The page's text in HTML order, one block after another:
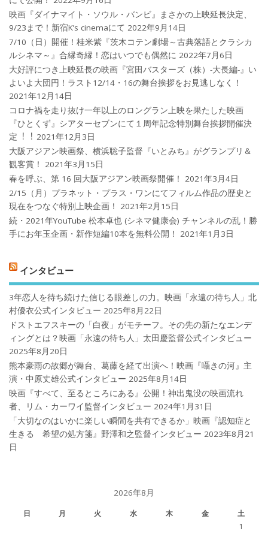
映画『ダイナマイト・ソウル・バンビ』まさかの上映延長決定、
9/23まで！新宿K’s cinemaにて 2022年9月14日
7/10（日）開催！桂米紫『茨木コテン劇場～古典落語とクラシカ
ルシネマ～』合縁奇縁！恋はいつでも偶然に 2022年7月6日
大好評につき上映延長の映画『宮田バスターズ（株）-大長編-』い
よいよ大団円！ラスト12/14・16の舞台挨拶をお見逃しなく！
2021年12月14日
コロナ禍を⾛り抜け⼀年以上のロングラン上映を果たした映画
『ひとくず』シアターセブンにて１周年記念特別舞台挨拶開催決
定︕︕ 2021年12月3日
大阪アジアン映画祭、横浜聡子監督『いとみち』がグランプリ＆
観客賞！
2021年3月15日
春を呼ぶ、第 16 回大阪アジアン映画祭開催！
2021年3月4日
2/15（月）プラネット・プラス・ワンにてフィルム作品の歴史と
現在をつなぐ特別上映企画！
2021年2月15日
続・2021年YouTube 松本卓也 (シネマ健康会) チャンネルの乱！勝
手にお年玉企画・新作短編10本を無料公開！
2021年1月3日
インタビュー
3年恋人を待ち続けた信じる眼差しの力。映画「永遠の待ち人」北
村優衣公式インタビュー 2025年8月22日
ドストエフスキーの「白夜」がモチーフ。その先の新たなエンデ
ィングとは？映画「永遠の待ち人」太田慶監督公式インタビュー
2025年8月20日
熊本豪雨の故郷が舞台、葛藤を経て出演へ！映画『囁きの河』主
演・中原丈雄公式インタビュー 2025年8月14日
映画『すべて、至るところにある』公開！神出鬼没の映画流れ
者、リム・カーワイ監督インタビュー 2024年1月31日
「大切なのはいかに楽しい瞬間を共有できるか」映画『認知症と
生きる 希望の処方箋』野澤和之監督インタビュー 2023年8月21
日
2026年8月
日 月 火 水 木 金
土
1